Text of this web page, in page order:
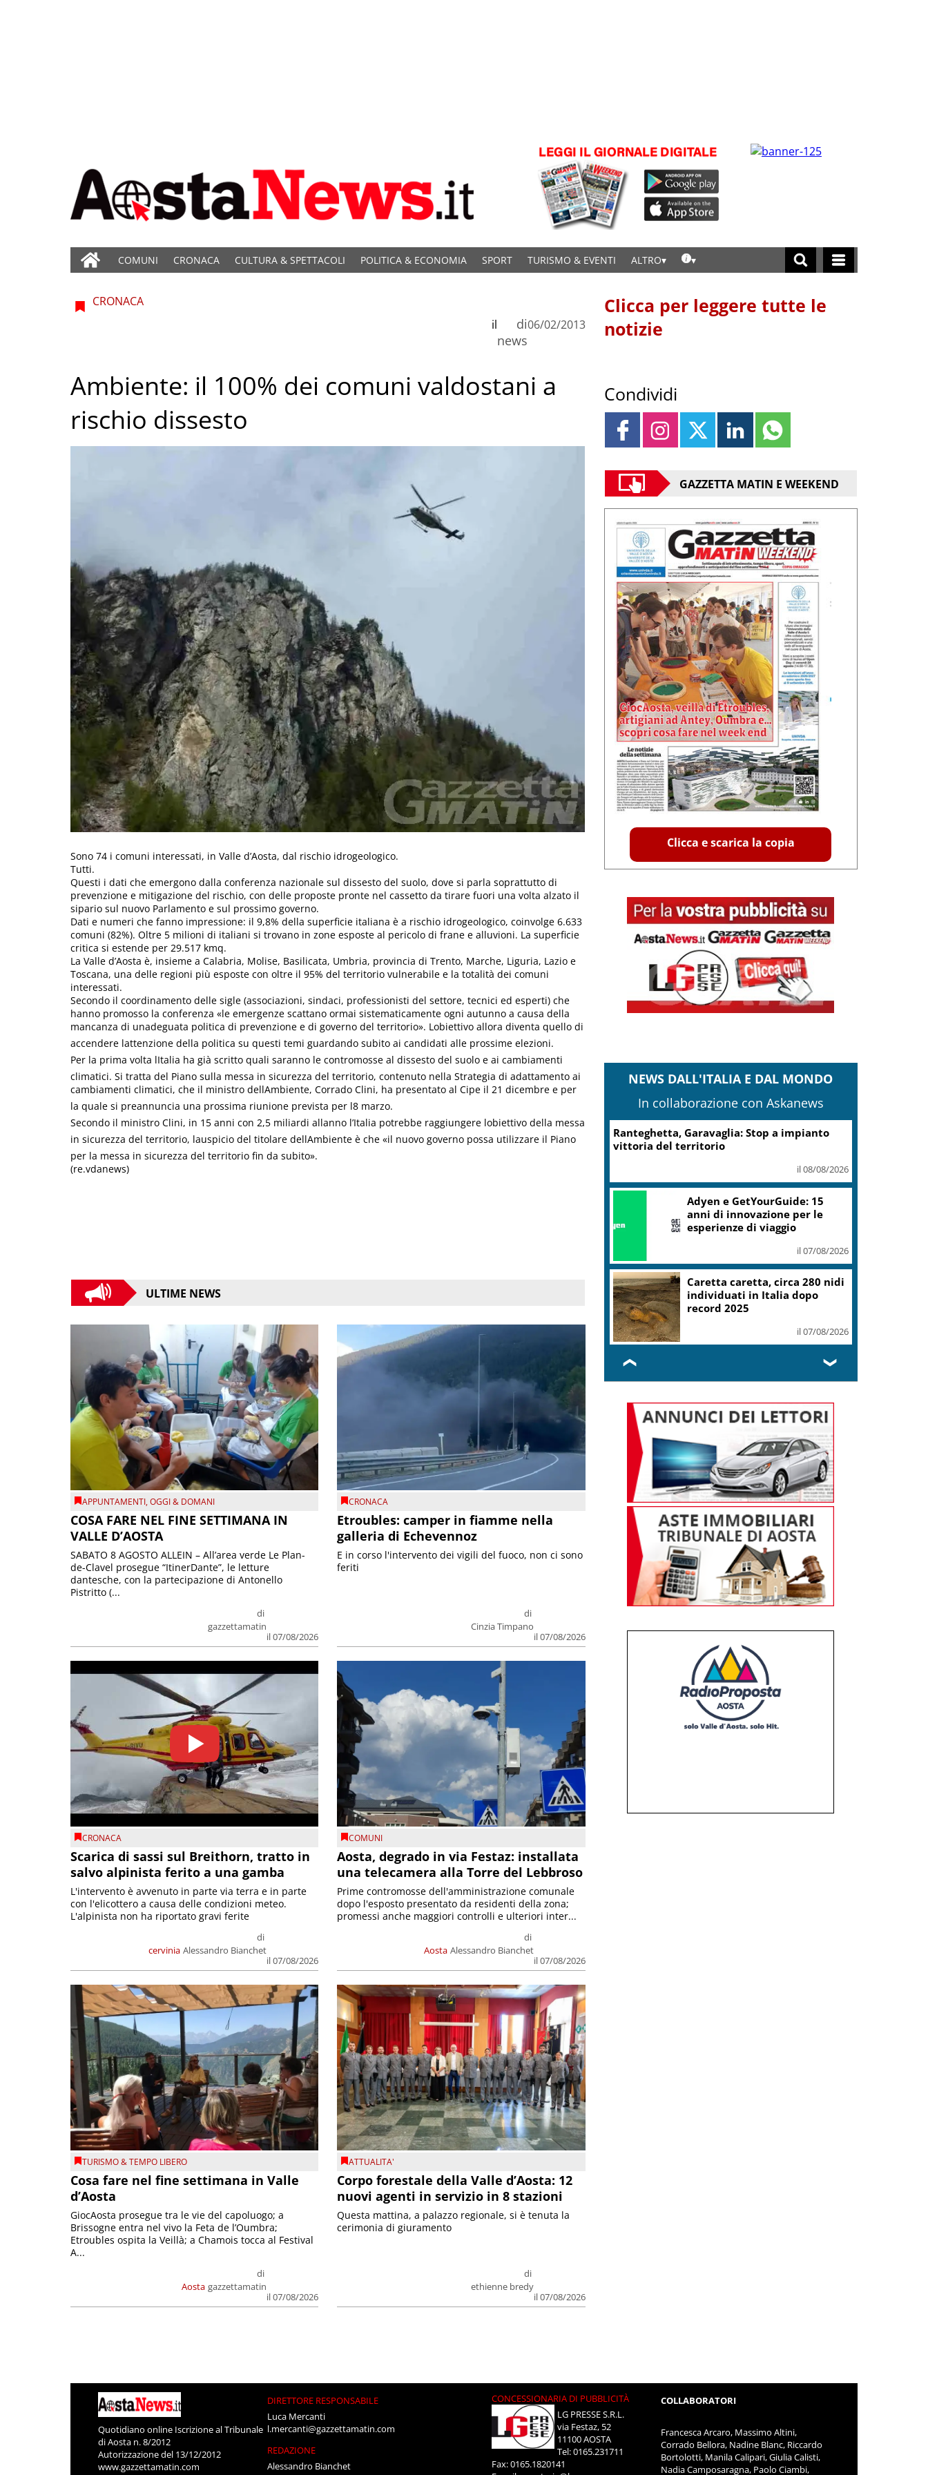
COMUNI CRONACA CULTURA & SPETTACOLI POLITICA & ECONOMIA SPORT TURISMO & EVENTI ALTRO
CRONACA
di
news
il 06/02/2013
Ambiente: il 100% dei comuni valdostani a
rischio dissesto
Sono 74 i comuni interessati, in Valle d’Aosta, dal rischio idrogeologico.
Tutti.
Questi i dati che emergono dalla conferenza nazionale sul dissesto del suolo, dove si parla soprattutto di
prevenzione e mitigazione del rischio, con delle proposte pronte nel cassetto da tirare fuori una volta alzato il
sipario sul nuovo Parlamento e sul prossimo governo.
Dati e numeri che fanno impressione: il 9,8% della superficie italiana è a rischio idrogeologico, coinvolge 6.633
comuni (82%). Oltre 5 milioni di italiani si trovano in zone esposte al pericolo di frane e alluvioni. La superficie
critica si estende per 29.517 kmq.
La Valle d’Aosta è, insieme a Calabria, Molise, Basilicata, Umbria, provincia di Trento, Marche, Liguria, Lazio e
Toscana, una delle regioni più esposte con oltre il 95% del territorio vulnerabile e la totalità dei comuni
interessati.
Secondo il coordinamento delle sigle (associazioni, sindaci, professionisti del settore, tecnici ed esperti) che
hanno promosso la conferenza «le emergenze scattano ormai sistematicamente ogni autunno a causa della
mancanza di unadeguata politica di prevenzione e di governo del territorio». Lobiettivo allora diventa quello di
accendere lattenzione della politica su questi temi guardando subito ai candidati alle prossime elezioni.
Per la prima volta lItalia ha già scritto quali saranno le contromosse al dissesto del suolo e ai cambiamenti
climatici. Si tratta del Piano sulla messa in sicurezza del territorio, contenuto nella Strategia di adattamento ai
cambiamenti climatici, che il ministro dellAmbiente, Corrado Clini, ha presentato al Cipe il 21 dicembre e per
la quale si preannuncia una prossima riunione prevista per l8 marzo.
Secondo il ministro Clini, in 15 anni con 2,5 miliardi allanno l’Italia potrebbe raggiungere lobiettivo della messa
in sicurezza del territorio, lauspicio del titolare dellAmbiente è che «il nuovo governo possa utilizzare il Piano
per la messa in sicurezza del territorio fin da subito».
(re.vdanews)
ULTIME NEWS
APPUNTAMENTI,OGGI & DOMANI
COSA FARE NEL FINE SETTIMANA IN
VALLE D’AOSTA
di
gazzettamatin
il 07/08/2026
SABATO 8 AGOSTO ALLEIN – All’area verde Le Plan-
de-Clavel prosegue “ItinerDante”, le letture
dantesche, con la partecipazione di Antonello
Pistritto (...
CRONACA
Etroubles: camper in fiamme nella
galleria di Echevennoz
di
Cinzia Timpano
il 07/08/2026
E in corso l'intervento dei vigili del fuoco, non ci sono
feriti
CRONACA
Scarica di sassi sul Breithorn, tratto in
salvo alpinista ferito a una gamba
cervinia
di
Alessandro Bianchet
il 07/08/2026
L'intervento è avvenuto in parte via terra e in parte
con l'elicottero a causa delle condizioni meteo.
L'alpinista non ha riportato gravi ferite
COMUNI
Aosta, degrado in via Festaz: installata
una telecamera alla Torre del Lebbroso
Aosta
di
Alessandro Bianchet
il 07/08/2026
Prime contromosse dell'amministrazione comunale
dopo l'esposto presentato da residenti della zona;
promessi anche maggiori controlli e ulteriori inter...
TURISMO & TEMPO LIBERO
Cosa fare nel fine settimana in Valle
d’Aosta
Aosta
di
gazzettamatin
il 07/08/2026
GiocAosta prosegue tra le vie del capoluogo; a
Brissogne entra nel vivo la Feta de l’Oumbra;
Etroubles ospita la Veillà; a Chamois tocca al Festival
A...
ATTUALITA'
Corpo forestale della Valle d’Aosta: 12
nuovi agenti in servizio in 8 stazioni
di
ethienne bredy
il 07/08/2026
Questa mattina, a palazzo regionale, si è tenuta la
cerimonia di giuramento
Clicca per leggere tutte le
notizie
Condividi
GAZZETTA MATIN E WEEKEND
Clicca e scarica la copia
NEWS DALL'ITALIA E DAL MONDO
In collaborazione con Askanews
Ranteghetta, Garavaglia: Stop a impianto
vittoria del territorio
il 08/08/2026
Adyen e GetYourGuide: 15
anni di innovazione per le
esperienze di viaggio
il 07/08/2026
Caretta caretta, circa 280 nidi
individuati in Italia dopo
record 2025
il 07/08/2026
❮ ❯
Quotidiano online Iscrizione al Tribunale
di Aosta n. 8/2012
Autorizzazione del 13/12/2012
www.gazzettamatin.com
DIRETTORE RESPONSABILE
Luca Mercanti
l.mercanti@gazzettamatin.com
REDAZIONE
Alessandro Bianchet
CONCESSIONARIA DI PUBBLICITÀ
LG PRESSE S.R.L.
via Festaz, 52
11100 AOSTA
Tel: 0165.231711
Fax: 0165.1820141
COLLABORATORI
Francesca Arcaro, Massimo Altini,
Corrado Bellora, Nadine Blanc, Riccardo
Bortolotti, Manila Calipari, Giulia Calisti,
Nadia Camposaragna, Paolo Ciambi,